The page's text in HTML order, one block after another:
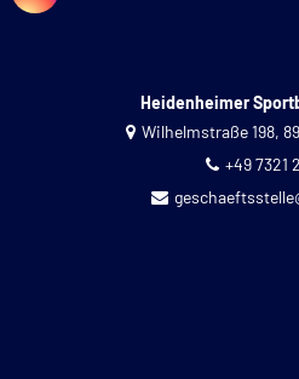
Heidenheimer
Wilhelmstraße 198,
+49 7321